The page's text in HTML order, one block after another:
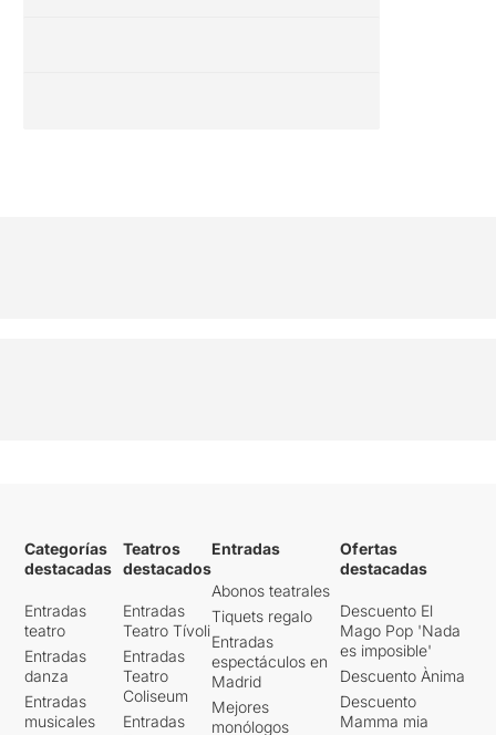
Categorías
destacadas
Entradas
teatro
Entradas
danza
Entradas
musicales
Teatros
destacados
Entradas
Teatro Tívoli
Entradas
Teatro
Coliseum
Entradas
Entradas
Abonos teatrales
Tiquets regalo
Entradas
espectáculos en
Madrid
Mejores
monólogos
Ofertas
destacadas
Descuento El
Mago Pop 'Nada
es imposible'
Descuento Ànima
Descuento
Mamma mia